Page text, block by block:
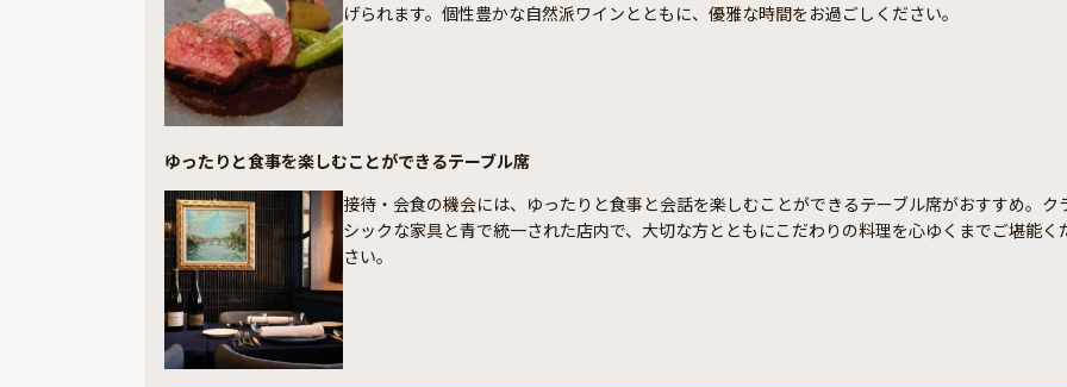
げられます。個性豊かな自然派ワインとともに、優雅な時間をお過ごしください。
ゆったりと食事を楽しむことができるテーブル席
接待・会食の機会には、ゆったりと食事と会話を楽しむことができるテーブル席がおすすめ。ク
シックな家具と青で統一された店内で、大切な方とともにこだわりの料理を心ゆくまでご堪能く
さい。